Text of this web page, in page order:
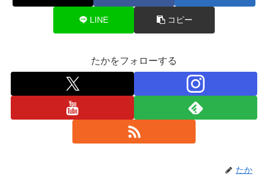
LINE コピー
たかをフォローする
たか